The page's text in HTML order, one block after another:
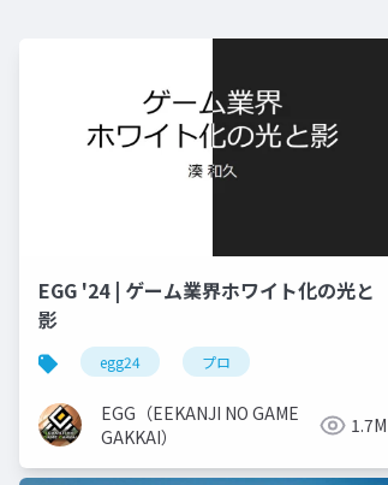
EGG '24 | ゲーム業界ホワイト化の光と
影
egg24 プロ
EGG（EEKANJI NO GAME
GAKKAI）
1.7M